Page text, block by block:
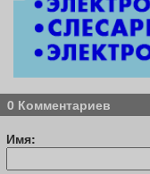
0 Комментариев
Имя: